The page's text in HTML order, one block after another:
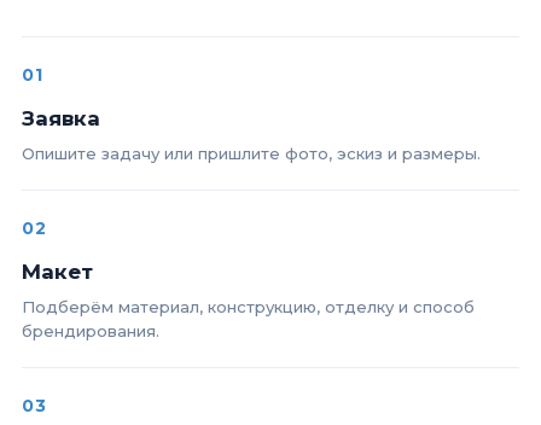
01
Заявка
Опишите задачу или пришлите фото, эскиз и размеры.
02
Макет
Подберём материал, конструкцию, отделку и способ
брендирования.
03